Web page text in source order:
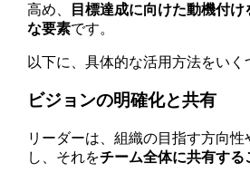
高め、
目標達成に向けた動機付
な要素です。
以下に、具体的な活用方法をいく
ビジョンの明確化と共有
リーダーは、組織の目指す方向性
し、それをチーム全体に共有する